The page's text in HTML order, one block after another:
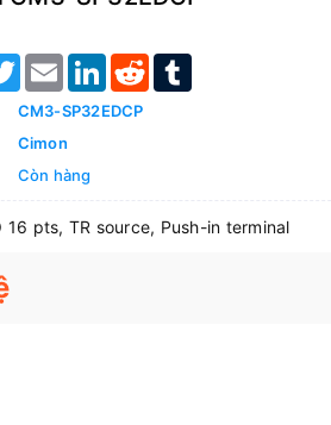
TwitterEmail LinkedIn
Reddit
CM3-SP32EDCP
Cimon
Còn hàng
16 pts, TR source, Push-in terminal